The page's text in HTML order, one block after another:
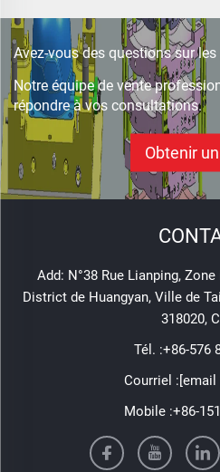
panneau de réservoir
d'eau
Avez-vous des questions sur
Notre équipe de vente
répondre à vos consultations.
Obtenir
Add: N°38 Rue Lianping,
District de Huangyan, Ville de
318020,
Tél. :+86-576
Courriel :[email
Mobile :+86-